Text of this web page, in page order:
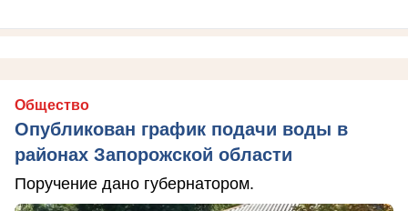
Общество
Опубликован график подачи воды в
районах Запорожской области
Поручение дано губернатором.